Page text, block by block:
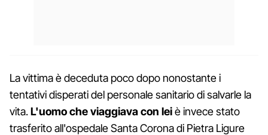
La vittima è deceduta poco dopo nonostante i
tentativi disperati del personale sanitario di salvarle la
vita.L'uomo che viaggiava con leiè invece stato
trasferito all'ospedale Santa Corona di Pietra Ligure